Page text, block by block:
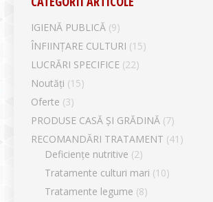
IGIENĂ PUBLICĂ (9)
ÎNFIINȚARE CULTURI (15)
LUCRĂRI SPECIFICE (22)
Noutăți (15)
Oferte (3)
PRODUSE CASĂ ȘI GRĂDINĂ (7)
RECOMANDĂRI TRATAMENT (41)
Deficiențe nutritive (2)
Tratamente culturi mari (10)
Tratamente legume (8)